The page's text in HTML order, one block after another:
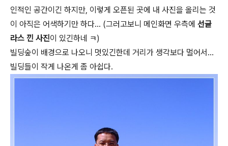
인적인 공간이긴 하지만, 이렇게 오픈된 곳에 내 사진을 올리는 것
이 아직은 어색하기만 하다... (그러고보니 메인화면 우측에 선글
라스 낀 사진이 있긴하네 ㅋ)
빌딩숲이 배경으로 나오니 멋있긴한데 거리가 생각보다 멀어서...
빌딩들이 작게 나온게 좀 아쉽다.